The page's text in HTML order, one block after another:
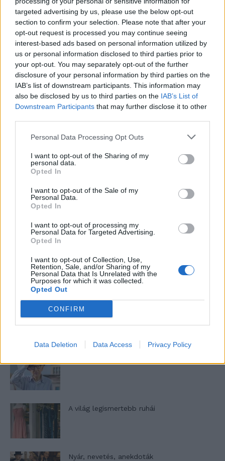
targeted advertising by us, please use the below opt-out
section to confirm your selection. Please note that after your
opt-out request is processed you may continue seeing
interest-based ads based on personal information utilized by
us or personal information disclosed to third parties prior to
your opt-out. You may separately opt-out of the further
disclosure of your personal information by third parties on the
IAB’s list of downstream participants. This information may
also be disclosed by us to third parties on the IAB’s List of
Downstream Participants that may further disclose it to other
Personal Data Processing Opt Outs
I want to opt-out of the Sharing of my
personal data.
Opted In
I want to opt-out of the Sale of my
Personal Data.
Opted In
I want to opt-out of processing my
Personal Data for Targeted Advertising.
Opted In
I want to opt-out of Collection, Use,
Retention, Sale, and/or Sharing of my
Personal Data that Is Unrelated with the
Purposes for which it was collected.
Opted Out
CONFIRM
Data Deletion Data Access Privacy Policy
Szent Genovéva, a túlélő Franciaország
jelképe
Minka 12. rész
T. szereti a fiatal lányokat 14. rész
nőknek, amikor segítséget kérnek?
A legidegesítőbb kifejezések laza
gyűjteménye
Elyna Robbs: Adéle és az örökölt árnyak
A világ legismertebb ruhái
Nyár, nevetés, anekdoták